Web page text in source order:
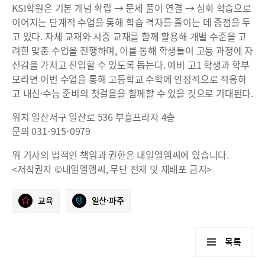
KSI학원은 기본 개념 확립 → 문제 풀이 연결 → 심화 학습으로
이어지는 단계적 수업을 통해 학습 격차를 줄이는 데 중점을 두
고 있다. 자체 교재와 시중 교재를 함께 활용해 개별 수준을 고
려한 맞춤 수업을 진행하며, 이를 통해 학생들이 고등 과정에 자
신감을 가지고 진입할 수 있도록 돕는다. 예비 고1 학생과 학부
모라면 이번 수업을 통해 고등학교 수학에 안정적으로 적응하
고 내신·수능 준비의 첫걸음을 함께할 수 있을 것으로 기대된다.
위치 일산서구 일산로 536 부흥프라자 4층
문의 031-915-0979
위 기사의 법적인 책임과 권한은 내일엘엠씨에 있습니다.
<저작권자 ©내일엘엠씨, 무단 전재 및 재배포 금지>
교육 일산·파주
목록